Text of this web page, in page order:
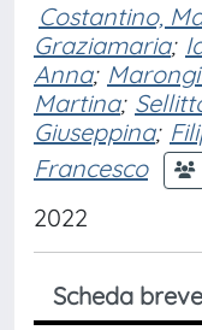
Costantino,
Graziamaria;
Anna;
Martina;
Giuseppina;
Francesco
2022
Scheda breve